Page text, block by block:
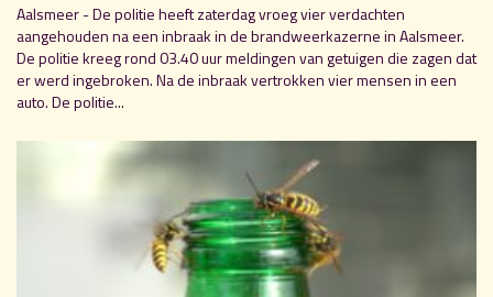
Aalsmeer - De politie heeft zaterdag vroeg vier verdachten
aangehouden na een inbraak in de brandweerkazerne in Aalsmeer.
De politie kreeg rond 03.40 uur meldingen van getuigen die zagen dat
er werd ingebroken. Na de inbraak vertrokken vier mensen in een
auto. De politie...